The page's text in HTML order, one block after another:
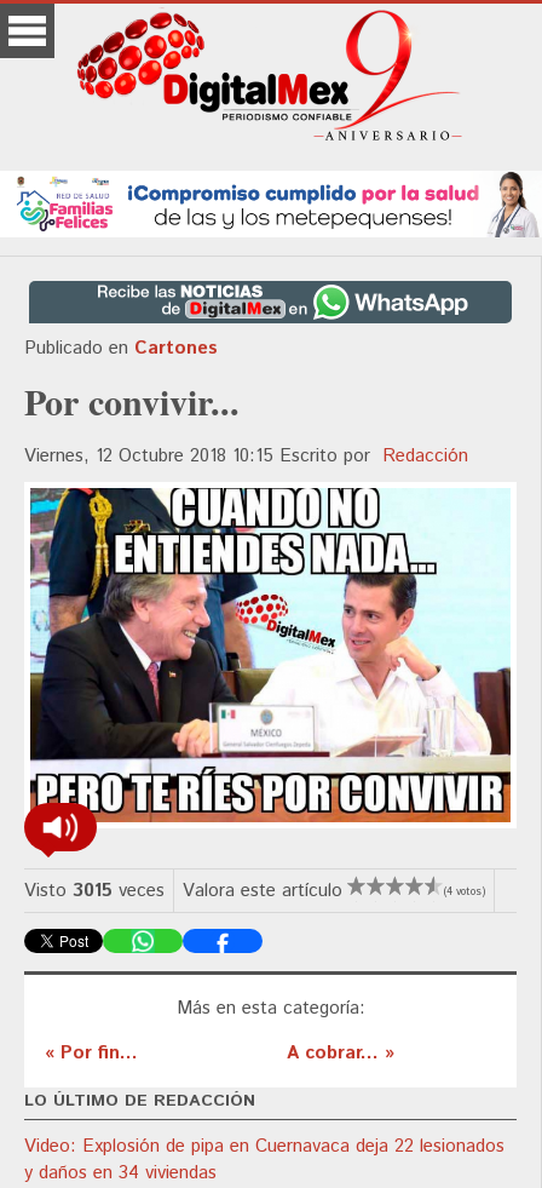
Publicado en Cartones
Por convivir...
Viernes, 12 Octubre 2018 10:15 Escrito por Redacción
Visto 3015 veces Valora este artículo (4 votos)
Más en esta categoría:
« Por fin...
A cobrar... »
LO ÚLTIMO DE REDACCIÓN
Video: Explosión de pipa en Cuernavaca deja 22 lesionados
y daños en 34 viviendas